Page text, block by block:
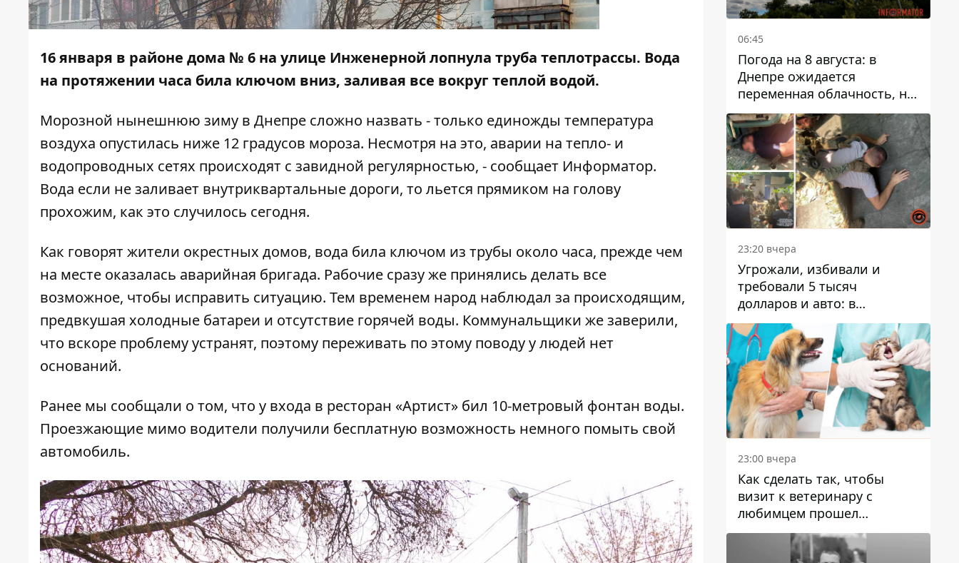
16 января в районе дома № 6 на улице Инженерной лопнула труба теплотрассы. Вода
на протяжении часа била ключом вниз, заливая все вокруг теплой водой.
Морозной нынешнюю зиму в Днепре сложно назвать - только единожды температура
воздуха опустилась ниже 12 градусов мороза. Несмотря на это, аварии на тепло- и
водопроводных сетях происходят с завидной регулярностью, - сообщает Информатор.
Вода если не заливает внутриквартальные дороги, то льется прямиком на голову
прохожим, как это случилось сегодня.
Как говорят жители окрестных домов, вода била ключом из трубы около часа, прежде чем
на месте оказалась аварийная бригада. Рабочие сразу же принялись делать все
возможное, чтобы исправить ситуацию. Тем временем народ наблюдал за происходящим,
предвкушая холодные батареи и отсутствие горячей воды. Коммунальщики же заверили,
что вскоре проблему устранят, поэтому переживать по этому поводу у людей нет
оснований.
Ранее мы сообщали о том, что у входа в ресторан «Артист» бил 10-метровый фонтан воды.
Проезжающие мимо водители получили бесплатную возможность немного помыть свой
автомобиль.
06:45
Погода на 8 августа: в
Днепре ожидается
переменная облачность, но
может пойти дождь
23:20 вчера
Угрожали, избивали и
требовали 5 тысяч
долларов и авто: в
Павлограде задержали двух
мужчин
23:00 вчера
Как сделать так, чтобы
визит к ветеринару с
любимцем прошел
спокойно: простые советы